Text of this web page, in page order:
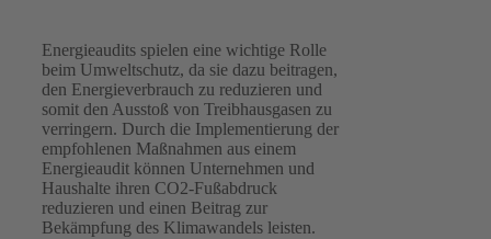
Energieaudits spielen eine wichtige Rolle
beim Umweltschutz, da sie dazu beitragen,
den Energieverbrauch zu reduzieren und
somit den Ausstoß von Treibhausgasen zu
verringern. Durch die Implementierung der
empfohlenen Maßnahmen aus einem
Energieaudit können Unternehmen und
Haushalte ihren CO2-Fußabdruck
reduzieren und einen Beitrag zur
Bekämpfung des Klimawandels leisten.